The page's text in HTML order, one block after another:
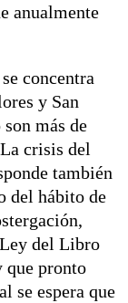
anualmente
concentra
y San
más de
crisis del
también
del hábito de
Ley del Libro
que pronto
se espera que